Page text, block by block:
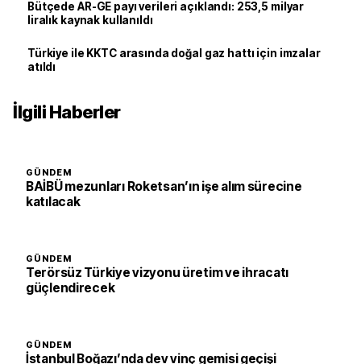
Bütçede AR-GE payı verileri açıklandı: 253,5 milyar
liralık kaynak kullanıldı
Türkiye ile KKTC arasında doğal gaz hattı için imzalar
atıldı
İlgili Haberler
GÜNDEM
BAİBÜ mezunları Roketsan’ın işe alım sürecine
katılacak
GÜNDEM
Terörsüz Türkiye vizyonu üretim ve ihracatı
güçlendirecek
GÜNDEM
İstanbul Boğazı’nda dev vinç gemisi geçişi